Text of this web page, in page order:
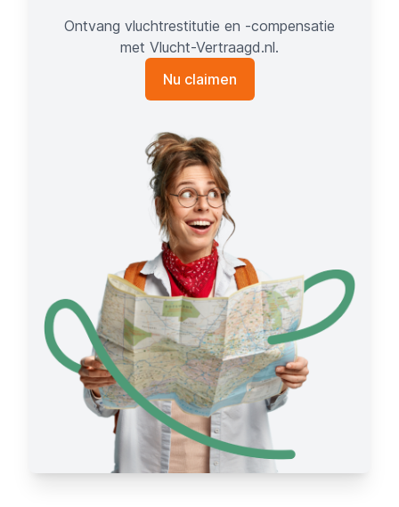
Ontvang vluchtrestitutie en -compensatie
met Vlucht-Vertraagd.nl.
Nu claimen